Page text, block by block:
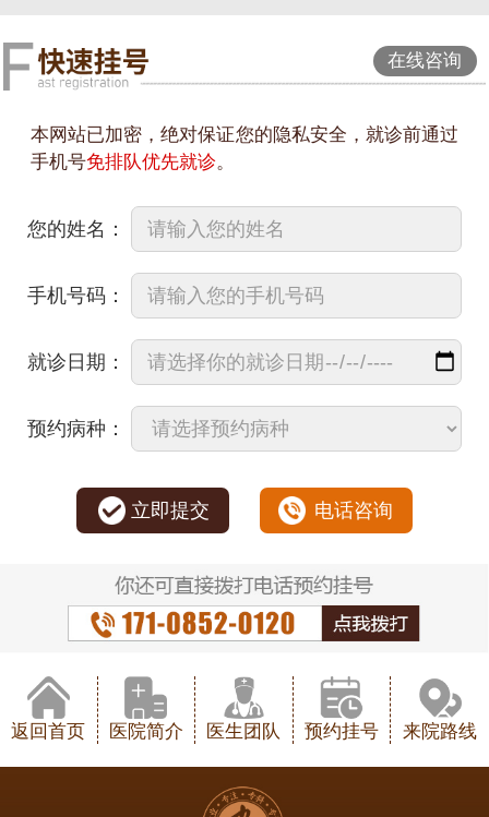
在线咨询
本网站已加密，绝对保证您的隐私安全，就诊前通过
手机号免排队优先就诊。
您的姓名：
手机号码：
就诊日期：
预约病种：
立即提交 电话咨询
返回首页 医院简介 医生团队 预约挂号 来院路线